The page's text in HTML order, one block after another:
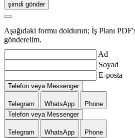
şimdi gönder
Aşağıdaki formu doldurun; İş Planı
gönderelim.
Ad
Soyad
E-posta
Telefon veya Messenger
Telegram WhatsApp
Phone
Telefon veya Messenger
Telegram WhatsApp Phone